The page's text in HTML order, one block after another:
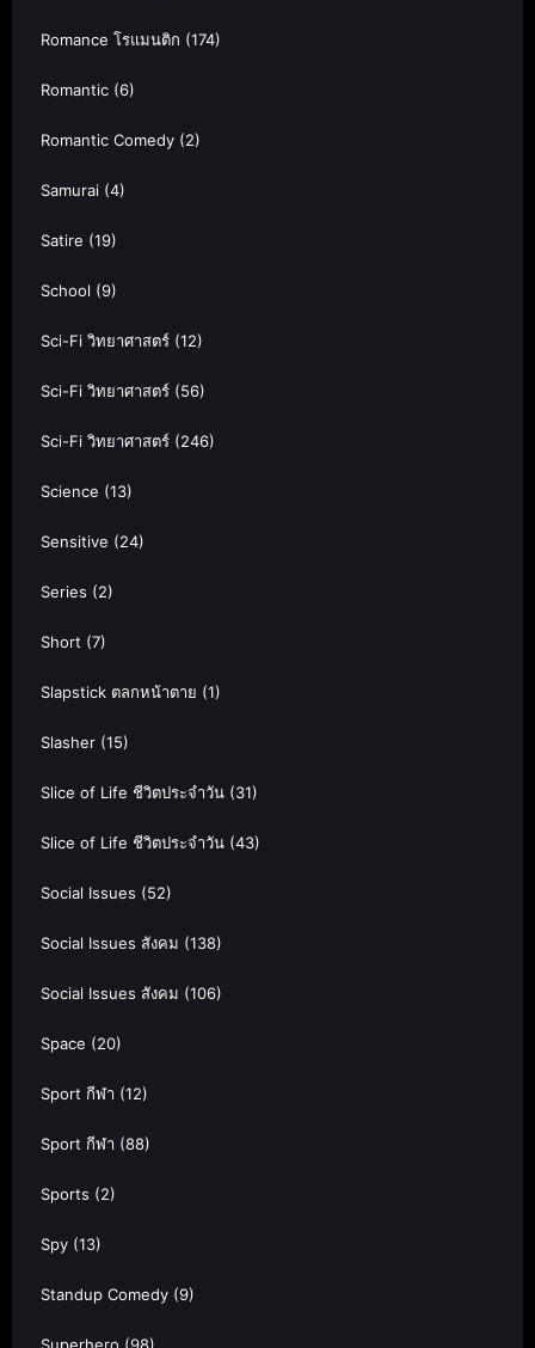
Romance โรแมนติก (174)
Romantic (6)
Romantic Comedy (2)
Samurai (4)
Satire (19)
School (9)
Sci-Fi วิทยาศาสตร์ (12)
Sci-Fi วิทยาศาสตร์ (56)
Sci-Fi วิทยาศาสตร์ (246)
Science (13)
Sensitive (24)
Series (2)
Short (7)
Slapstick ตลกหน้าตาย (1)
Slasher (15)
Slice of Life ชีวิตประจำวัน (31)
Slice of Life ชีวิตประจำวัน (43)
Social Issues (52)
Social Issues สังคม (138)
Social Issues สังคม (106)
Space (20)
Sport กีฬา (12)
Sport กีฬา (88)
Sports (2)
Spy (13)
Standup Comedy (9)